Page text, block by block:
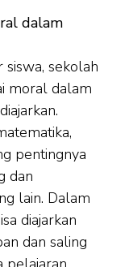
dalam
sekolah
moral dalam
pentingnya
dan
lain. Dalam
diajarkan
dan saling